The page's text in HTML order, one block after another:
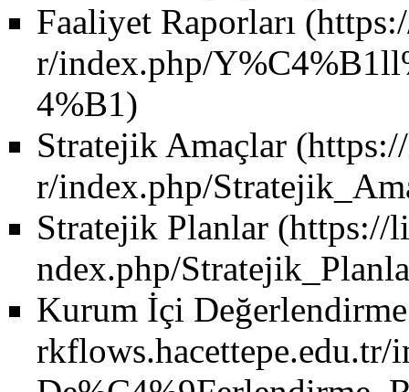
Faaliyet Raporları
Stratejik Amaçlar
Stratejik Planlar
Kurum İçi